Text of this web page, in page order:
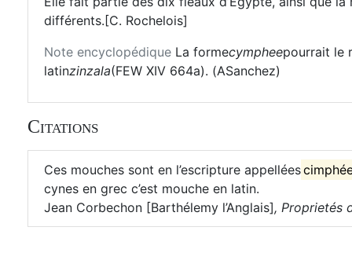
différents.[C. Rochelois]
Note encyclopédique La formecympheepourrait le
latinzinzala(FEW XIV 664a). (ASanchez)
Citations
Ces mouches sont en l’escripture appellées
cynes en grec c’est mouche en latin.
Jean Corbechon [Barthélemy l’Anglais], Proprietés